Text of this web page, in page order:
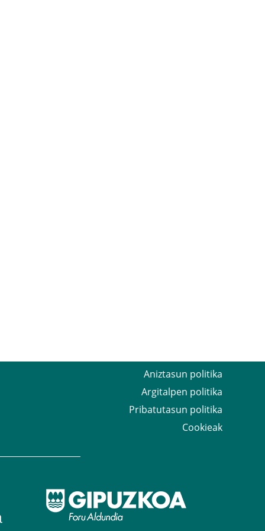
Aniztasun politika
Argitalpen politika
Pribatutasun politika
Cookieak